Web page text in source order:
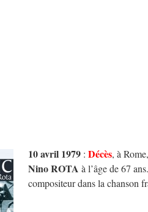
10 avril 1979 : Décès, à
Nino ROTA à l’âge de 67
compositeur dans la chanson